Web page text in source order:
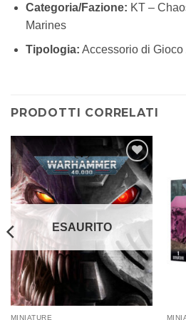
Categoria/Fazione: KT –
Marines
Tipologia: Accessorio di Gioco
PRODOTTI CORRELATI
Aggiungi
alla lista
dei
desideri
ESAURITO
MINIATURE